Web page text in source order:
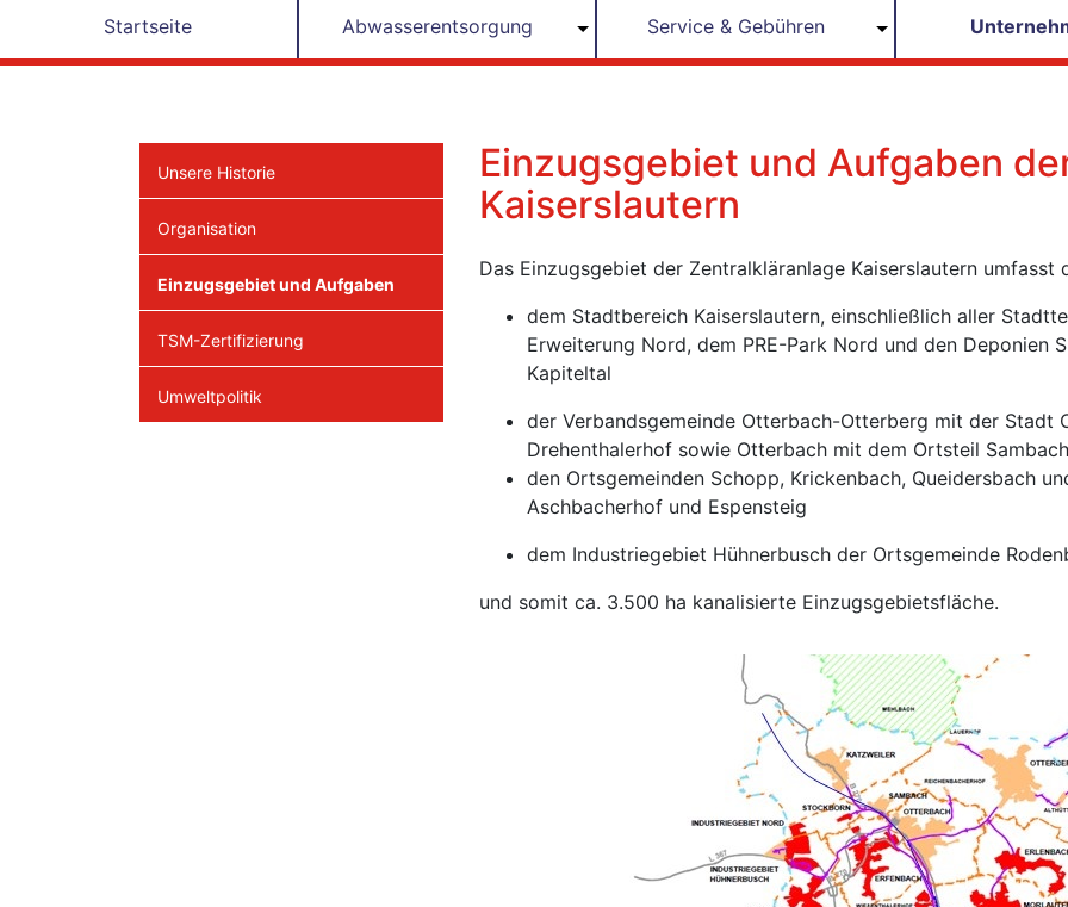
Startseite Abwasserentsorgung Service & Gebühren
Unsere Historie
Organisation
Einzugsgebiet und Aufgaben
TSM-Zertifizierung
Umweltpolitik
Einzugsgebiet und Aufgaben
Kaiserslautern
Das Einzugsgebiet der Zentralkläranlage Kaiserslautern umfasst
dem Stadtbereich Kaiserslautern, einschließlich aller
Erweiterung Nord, dem PRE-Park Nord und den Deponien
Kapiteltal
der Verbandsgemeinde Otterbach-Otterberg mit der Stadt
Drehenthalerhof sowie Otterbach mit dem Ortsteil
den Ortsgemeinden Schopp, Krickenbach, Queidersbach
Aschbacherhof und Espensteig
dem Industriegebiet Hühnerbusch der Ortsgemeinde
und somit ca. 3.500 ha kanalisierte Einzugsgebietsfläche.